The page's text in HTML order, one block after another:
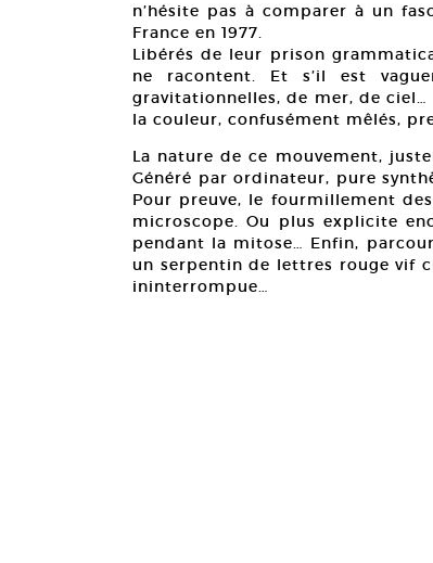
n’hésite pas à comparer à un
France en 1977.
Libérés de leur prison
ne racontent. Et s’il est
gravitationnelles, de mer, de
la couleur, confusément mêlés,
La nature de ce mouvement,
Généré par ordinateur, pure
Pour preuve, le fourmillement
microscope. Ou plus explicite
pendant la mitose… Enfin,
un serpentin de lettres rouge vif
ininterrompue…